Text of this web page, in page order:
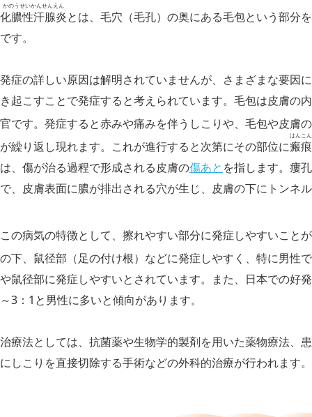
化膿性汗腺炎
かのうせいかんせんえん
とは、毛穴（毛孔）の奥にある毛包という部分
です。
発症の詳しい原因は解明されていませんが、さまざまな要因
き起こすことで発症すると考えられています。毛包は皮膚の
官です。発症すると赤みや痛みを伴うしこりや、毛包や皮膚
が繰り返し現れます。これが進行すると次第にその部位に瘢痕
はんこん
は、傷が治る過程で形成される皮膚の傷あと を指します。瘻
で、皮膚表面に膿が排出される穴が生じ、皮膚の下にトンネ
この病気の特徴として、擦れやすい部分に発症しやすいこと
の下、鼠径部（足の付け根）などに発症しやすく、特に男性
や鼠径部に発症しやすいとされています。また、日本での好
～3：1と男性に多いと傾向があります。
治療法としては、抗菌薬や生物学的製剤を用いた薬物療法、
にしこりを直接切除する手術などの外科的治療が行われます。